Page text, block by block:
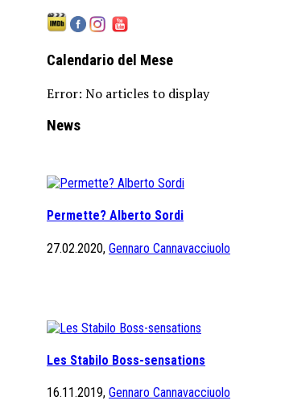
Calendario del Mese
Error: No articles to display
News
Permette? Alberto Sordi
27.02.2020, Gennaro Cannavacciuolo
Les Stabilo Boss-sensations
16.11.2019, Gennaro Cannavacciuolo